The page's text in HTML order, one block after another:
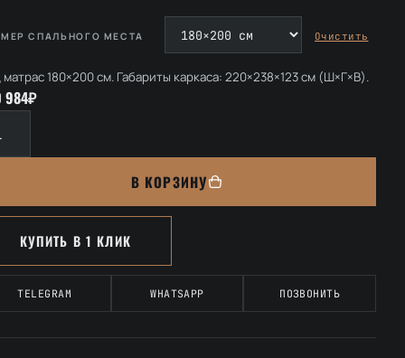
СПАЛЬНОГО МЕСТА Очистить
180×200 см. Габариты каркаса: 220×238×123 см (Ш×Г×В).
984₽
В КОРЗИНУ
КУПИТЬ В 1 КЛИК
TELEGRAM WHATSAPP ПОЗВОНИТЬ